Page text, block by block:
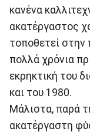
κανένα
ακατέργαστος
τοποθετεί στην
πολλά χρόνια
εκρηκτική του
και του 1980.
Μάλιστα, παρά
ακατέργαστη